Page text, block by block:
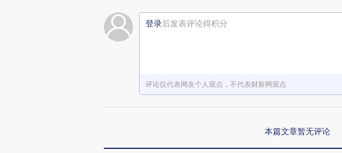
登录后发表评论得积分
评论仅代表网友个人观点，不代表财新网观点
本篇文章暂无评论